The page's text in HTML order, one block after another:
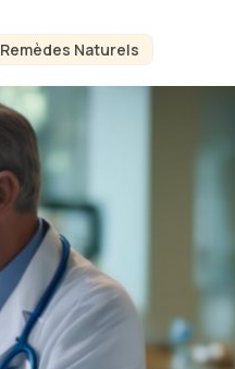
Remèdes Naturels